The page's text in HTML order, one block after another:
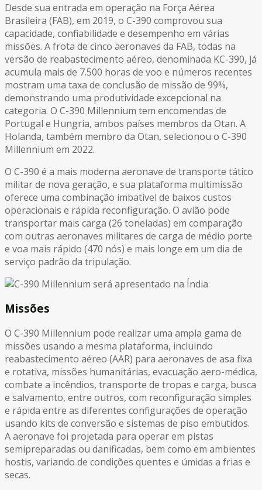
Desde sua entrada em operação na Força Aérea
Brasileira (FAB), em 2019, o C-390 comprovou sua
capacidade, confiabilidade e desempenho em várias
missões. A frota de cinco aeronaves da FAB, todas na
versão de reabastecimento aéreo, denominada KC-390, já
acumula mais de 7.500 horas de voo e números recentes
mostram uma taxa de conclusão de missão de 99%,
demonstrando uma produtividade excepcional na
categoria. O C-390 Millennium tem encomendas de
Portugal e Hungria, ambos países membros da Otan. A
Holanda, também membro da Otan, selecionou o C-390
Millennium em 2022.
O C-390 é a mais moderna aeronave de transporte tático
militar de nova geração, e sua plataforma multimissão
oferece uma combinação imbatível de baixos custos
operacionais e rápida reconfiguração. O avião pode
transportar mais carga (26 toneladas) em comparação
com outras aeronaves militares de carga de médio porte
e voa mais rápido (470 nós) e mais longe em um dia de
serviço padrão da tripulação.
Missões
O C-390 Millennium pode realizar uma ampla gama de
missões usando a mesma plataforma, incluindo
reabastecimento aéreo (AAR) para aeronaves de asa fixa
e rotativa, missões humanitárias, evacuação aero-médica,
combate a incêndios, transporte de tropas e carga, busca
e salvamento, entre outros, com reconfiguração simples
e rápida entre as diferentes configurações de operação
usando kits de conversão e sistemas de piso embutidos.
A aeronave foi projetada para operar em pistas
semipreparadas ou danificadas, bem como em ambientes
hostis, variando de condições quentes e úmidas a frias e
secas.